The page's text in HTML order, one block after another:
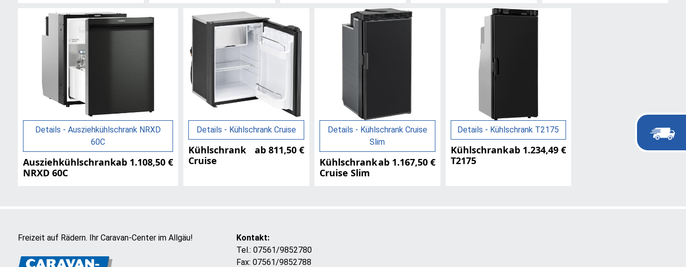
Details - Ausziehkühlschrank NRXD
60C
Ausziehkühlschrank
NRXD 60C
ab 1.108,50 €
Details - Kühlschrank Cruise
Kühlschrank
Cruise
ab 811,50 €
Details - Kühlschrank Cruise
Slim
Kühlschrank
Cruise Slim
ab 1.167,50 €
Details - Kühlschrank T2175
Kühlschrank
T2175
ab 1.234,49 €
Freizeit auf Rädern. Ihr Caravan-Center im Allgäu!
Kontakt:
Tel.: 07561/9852780
Fax: 07561/9852788